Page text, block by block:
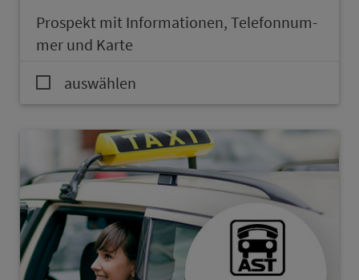
Prospekt mit In­for­ma­ti­onen, Te­le­fon­num­
mer und Karte
auswählen